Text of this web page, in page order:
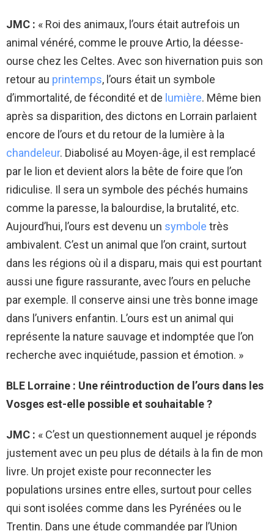
JMC : « Roi des animaux, l’ours était autrefois un
animal vénéré, comme le prouve Artio, la déesse-
ourse chez les Celtes. Avec son hivernation puis son
retour au printemps, l’ours était un symbole
d’immortalité, de fécondité et de lumière. Même bien
après sa disparition, des dictons en Lorrain parlaient
encore de l’ours et du retour de la lumière à la
chandeleur. Diabolisé au Moyen-âge, il est remplacé
par le lion et devient alors la bête de foire que l’on
ridiculise. Il sera un symbole des péchés humains
comme la paresse, la balourdise, la brutalité, etc.
Aujourd’hui, l’ours est devenu un symbole très
ambivalent. C’est un animal que l’on craint, surtout
dans les régions où il a disparu, mais qui est pourtant
aussi une figure rassurante, avec l’ours en peluche
par exemple. Il conserve ainsi une très bonne image
dans l’univers enfantin. L’ours est un animal qui
représente la nature sauvage et indomptée que l’on
recherche avec inquiétude, passion et émotion. »
BLE Lorraine : Une réintroduction de l’ours dans les
Vosges est-elle possible et souhaitable ?
JMC : « C’est un questionnement auquel je réponds
justement avec un peu plus de détails à la fin de mon
livre. Un projet existe pour reconnecter les
populations ursines entre elles, surtout pour celles
qui sont isolées comme dans les Pyrénées ou le
Trentin. Dans une étude commandée par l’Union